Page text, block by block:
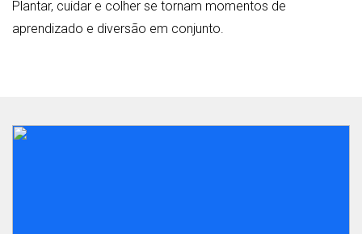
Plantar, cuidar e colher se tornam momentos de
aprendizado e diversão em conjunto.